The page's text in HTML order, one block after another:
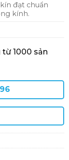
đạt chuẩn
kính.
từ 1000 sản